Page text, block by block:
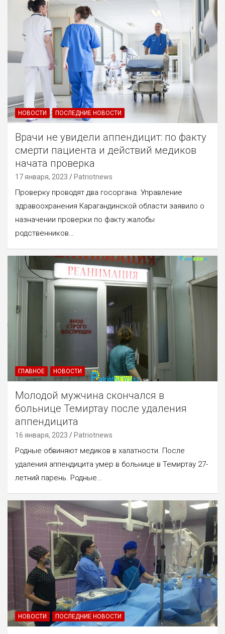
НОВОСТИ ПОСЛЕДНИЕ НОВОСТИ
Врачи не увидели аппендицит: по факту
смерти пациента и действий медиков
начата проверка
17 января, 2023 Patriotnews
Проверку проводят два госоргана. Управление
здравоохранения Карагандинской области заявило о
назначении проверки по факту жалобы
родственников…
ГЛАВНОЕ НОВОСТИ
Молодой мужчина скончался в
больнице Темиртау после удаления
аппендицита
16 января, 2023 Patriotnews
Родные обвиняют медиков в халатности. После
удаления аппендицита умер в больнице в Темиртау 27-
летний парень. Родные…
НОВОСТИ ПОСЛЕДНИЕ НОВОСТИ